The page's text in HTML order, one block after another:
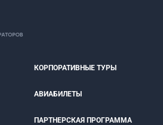
КОРПОРАТИВНЫЕ ТУРЫ
АВИАБИЛЕТЫ
ПАРТНЕРСКАЯ ПРОГРАММА